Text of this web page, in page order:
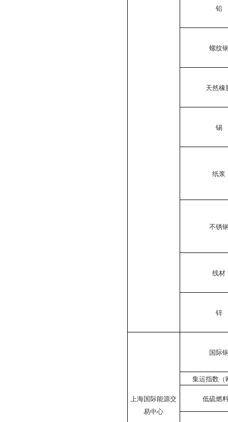
铅
螺纹
天然
锡
纸浆
不锈
线材
锌
上海国际能源交
易中心
国际
集运指数（
低硫燃